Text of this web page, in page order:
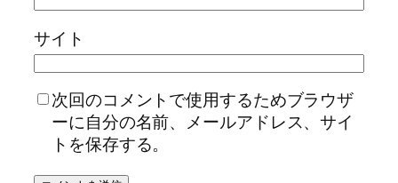
サイト
次回のコメントで使用するためブラウザ
ーに自分の名前、メールアドレス、サイ
トを保存する。